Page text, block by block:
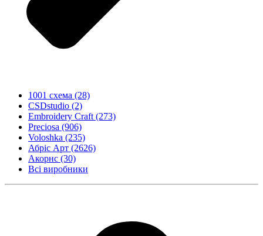
1001 схема (28)
CSDstudio (2)
Embroidery Craft (273)
Preciosa (906)
Voloshka (235)
Абріс Арт (2626)
Акорнс (30)
Всі виробники